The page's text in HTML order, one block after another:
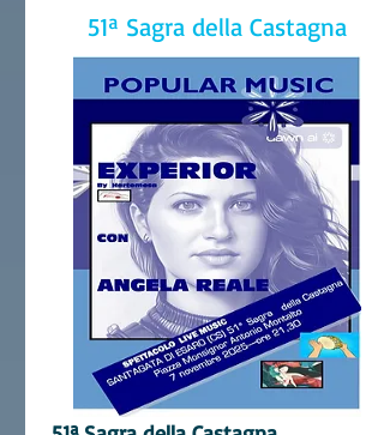
51ª Sagra della Castagna